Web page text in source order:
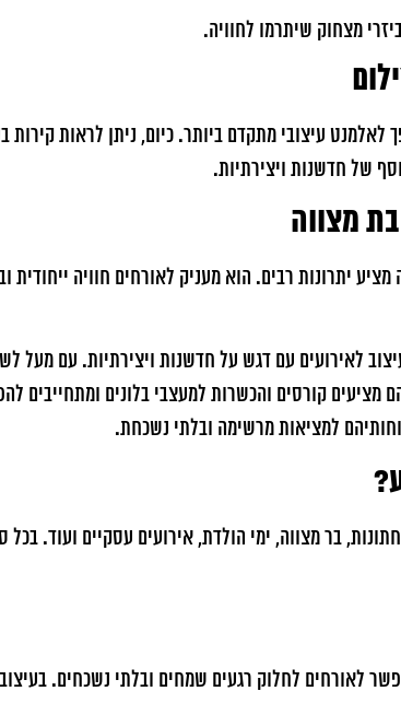
מצחוק שיתרמו לחוויה.
של חדשנות ויצירתיות.
מצווה
יתרונות רבים. הוא מעניק לאורחים חוויה
לאירועים עם דגש על חדשנות ויצירתיות. עם מעל
מציעים קורסים והכשרות למעצבי בלונים ומתחייבים
למציאות מרשימה ובלתי נשכחת.
בר מצווה, ימי הולדת, אירועים עסקיים ועוד. בכל
לאורחים לחלוק רגעים שמחים ובלתי נשכחים.